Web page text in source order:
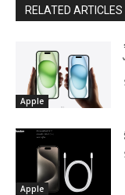
RELATED ARTICLES
Apple
Apple